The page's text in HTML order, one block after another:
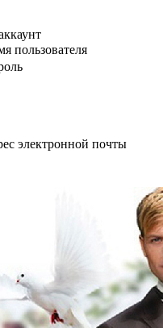
пользователя
электронной почты